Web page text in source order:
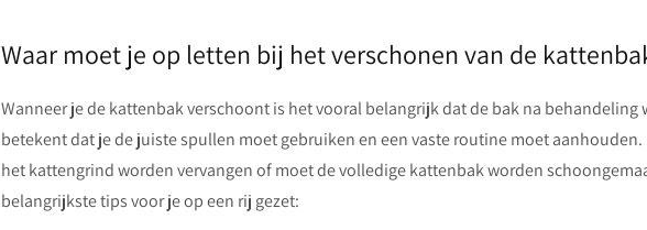
Waar moet je op letten bij het verschonen van de
Wanneer je de kattenbak verschoont is het vooral belangrijk dat de bak na behandeling
betekent dat je de juiste spullen moet gebruiken en een vaste routine moet
het kattengrind worden vervangen of moet de volledige kattenbak worden
belangrijkste tips voor je op een rij gezet: